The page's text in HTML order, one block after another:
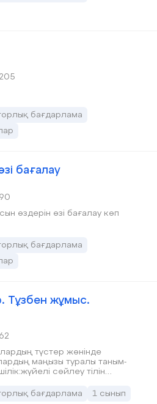
психологиялық қолдау
бағдарлама
бағалау
өздерін өзі бағалау көп
бағдарлама
Тұзбен жұмыс.
түстер жөнінде
маңызы туралы таным-
сөйлеу тілін
жетілдіру;
бағдарлама 1 сынып